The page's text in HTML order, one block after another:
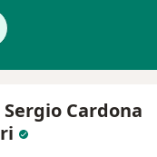
Sergio Cardona